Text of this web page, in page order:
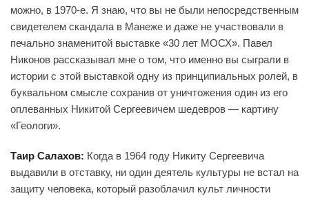
можно, в 1970-е. Я знаю, что вы не были непосредственным
свидетелем скандала в Манеже и даже не участвовали в
печально знаменитой выставке «30 лет МОСХ». Павел
Никонов рассказывал мне о том, что именно вы сыграли в
истории с этой выставкой одну из принципиальных ролей, в
буквальном смысле сохранив от уничтожения один из его
оплеванных Никитой Сергеевичем шедевров — картину
«Геологи».
Таир Салахов: Когда в 1964 году Никиту Сергеевича
выдавили в отставку, ни один деятель культуры не встал на
защиту человека, который разоблачил культ личности